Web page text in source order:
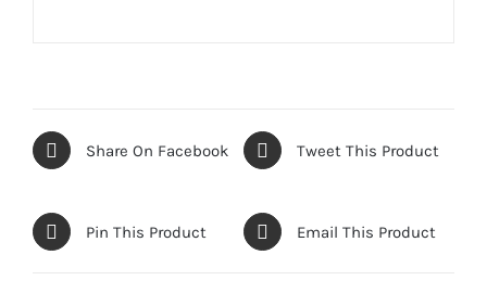
Share On Facebook Tweet This Product
Pin This Product Email This Product